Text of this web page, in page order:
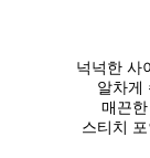
넉넉한 사
알차게
매끈
스티치